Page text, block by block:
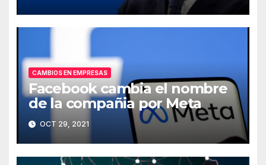
CAMBIOS EN EMPRESAS
Facebook cambia el nombre
de la compañia por Meta
OCT 29, 2021